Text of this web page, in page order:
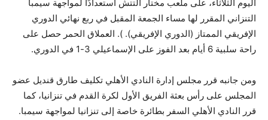
اليوم الثلاثاء، على ملعب مختار التتش استعدادًا لمواجهة سيمبا
التنزاني المقرر لها مساء الجمعة المقبل في ربع نهائي الدوري
الإفريقي الممتاز (الدوري الإفريقي). ). العملاق الحمر حصل على
راحة سلبية 6 أيام بعد الفوز على الإسماعيلي 3-1 في الدوري
.
ومن جانبه قرر مجلس إدارة النادي الأهلي تكليف طارق قنديل عضو
المجلس على رأس بعثة الفريق الأول لكرة القدم في تنزانيا، كما
قرر النادي الأهلي السفر بطائرة خاصة إلى تنزانيا لمواجهة سيمبا.